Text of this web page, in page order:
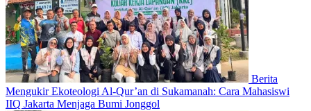
Berita
Mengukir Ekoteologi Al-Qur’an di Sukamanah: Cara Mahasiswi
IIQ Jakarta Menjaga Bumi Jonggol